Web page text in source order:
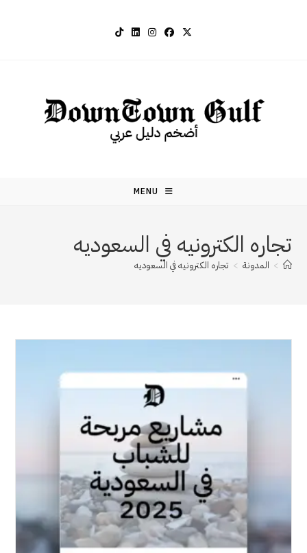
MENU
تجاره الكترونيه في السعوديه
> المدونة > تجاره الكترونيه في السعوديه